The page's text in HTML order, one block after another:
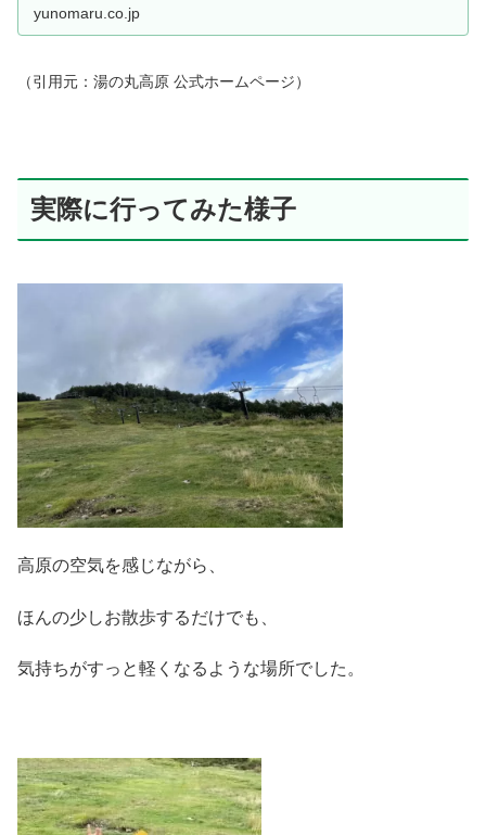
yunomaru.co.jp
（引用元：湯の丸高原 公式ホームページ）
実際に行ってみた様子
高原の空気を感じながら、
ほんの少しお散歩するだけでも、
気持ちがすっと軽くなるような場所でした。